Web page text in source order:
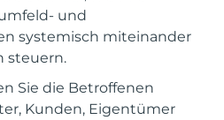
und
systemisch miteinander
steuern.
Sie die Betroffenen
Kunden, Eigentümer